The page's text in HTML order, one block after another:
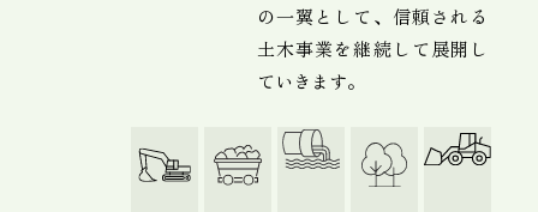
の一翼として、信頼される
土木事業を継続して展開し
ていきます。